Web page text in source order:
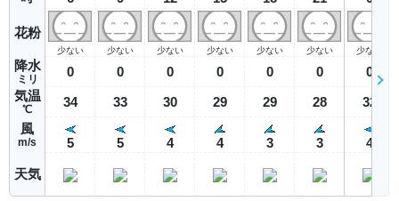
花粉
降水
ミリ
気温
℃
風
m/s
天気
少ない
0
34
5
少ない
0
33
5
少ない
0
30
4
少ない
0
29
4
少ない
0
29
3
少ない
0
28
3
少ない
0
32
4